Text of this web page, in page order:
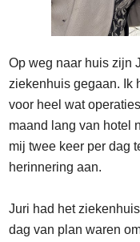
Op weg naar huis zijn
ziekenhuis gegaan. Ik
voor heel wat
maand lang van hotel
mij twee keer per dag
herinnering aan.
Juri had het
dag van plan waren